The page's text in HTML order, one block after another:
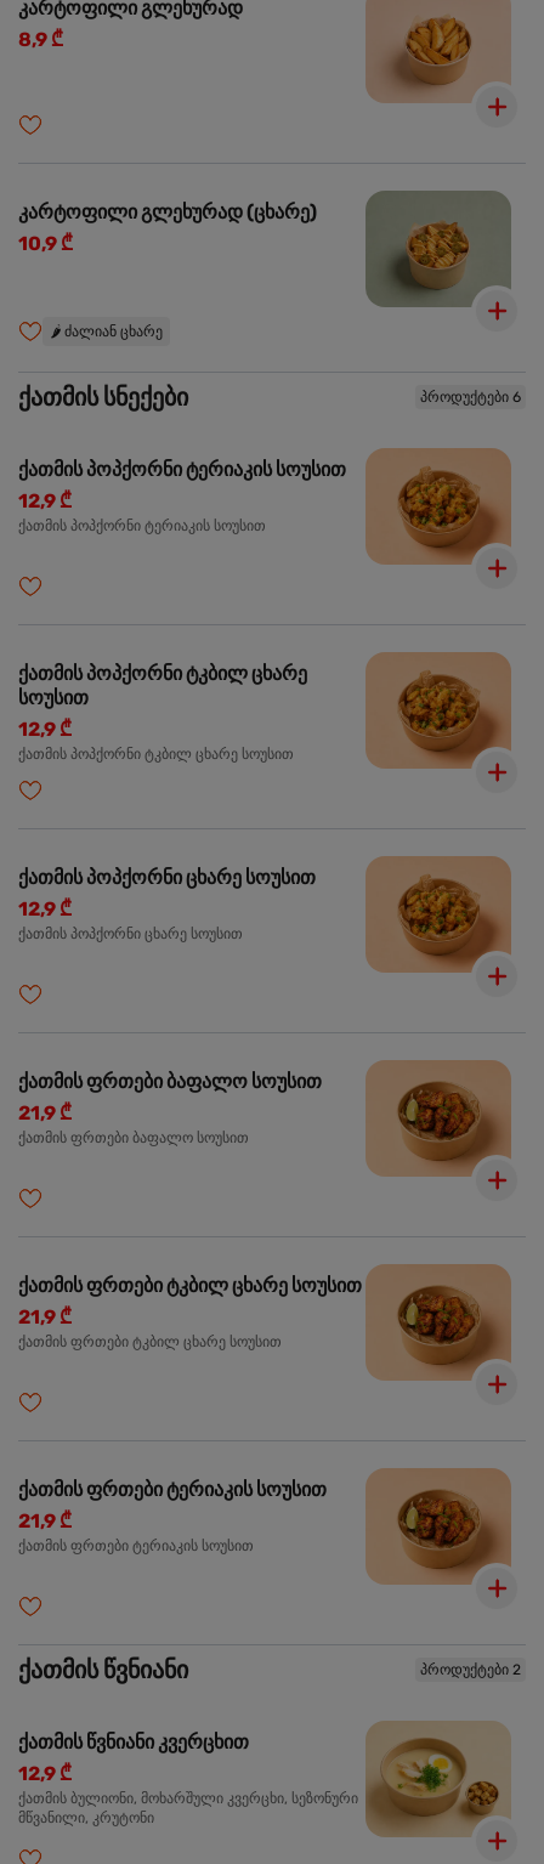
კარტოფილი გლეხურად
8,9 ₾
კარტოფილი გლეხურად (ცხარე)
10,9 ₾
🌶️ ძალიან ცხარე
ქათმის სნექები პროდუქტები 6
ქათმის პოპქორნი ტერიაკის სოუსით
12,9 ₾
ქათმის პოპქორნი ტერიაკის სოუსით
ქათმის პოპქორნი ტკბილ ცხარე
სოუსით
12,9 ₾
ქათმის პოპქორნი ტკბილ ცხარე სოუსით
ქათმის პოპქორნი ცხარე სოუსით
12,9 ₾
ქათმის პოპქორნი ცხარე სოუსით
ქათმის ფრთები ბაფალო სოუსით
21,9 ₾
ქათმის ფრთები ბაფალო სოუსით
ქათმის ფრთები ტკბილ ცხარე სოუსით
21,9 ₾
ქათმის ფრთები ტკბილ ცხარე სოუსით
ქათმის ფრთები ტერიაკის სოუსით
21,9 ₾
ქათმის ფრთები ტერიაკის სოუსით
ქათმის წვნიანი პროდუქტები 2
ქათმის წვნიანი კვერცხით
12,9 ₾
ქათმის ბულიონი, მოხარშული კვერცხი, სეზონური
მწვანილი, კრუტონი